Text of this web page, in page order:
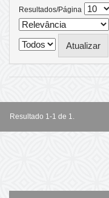
Resultados/Página
Resultado 1-1 de 1.